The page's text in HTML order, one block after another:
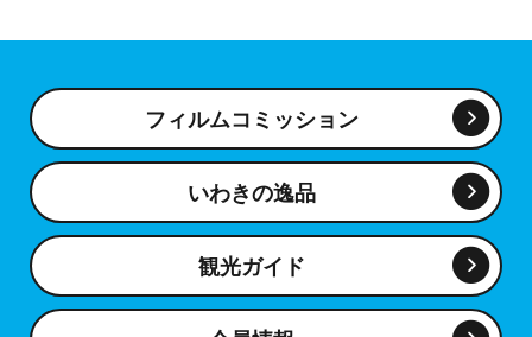
フィルムコミッション
いわきの逸品
観光ガイド